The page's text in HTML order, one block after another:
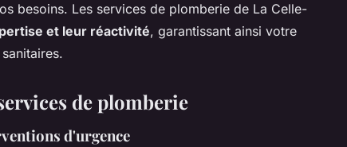
besoins. Les services de plomberie de La Celle-
et leur réactivité, garantissant ainsi votre
de plomberie
d'urgence